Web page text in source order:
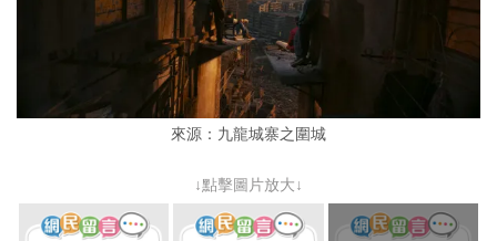
來源：九龍城寨之圍城
↓點擊圖片放大↓